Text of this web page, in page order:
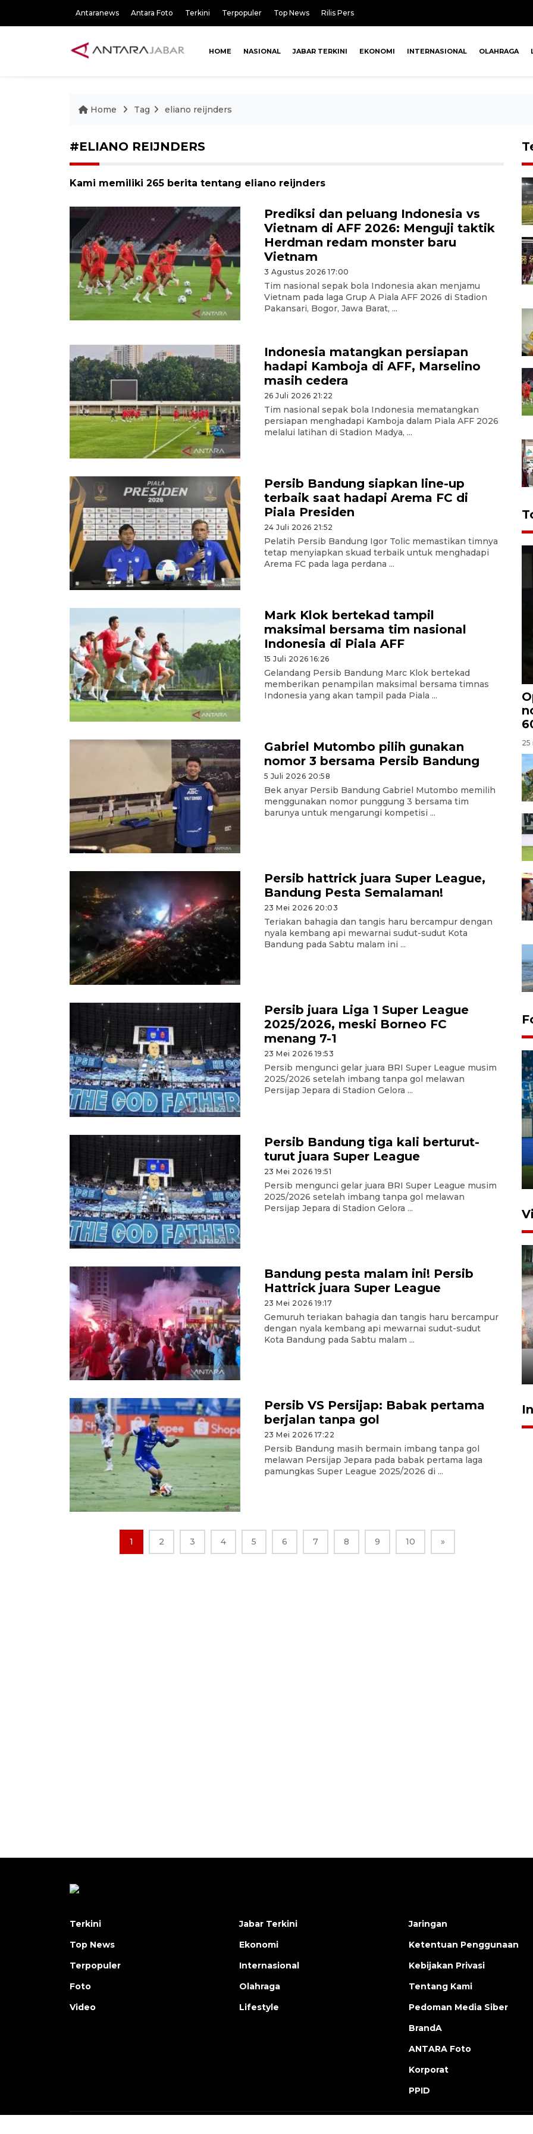
Antaranews Antara Foto Terkini Terpopuler Top News Rilis Pers
HOME NASIONAL JABAR TERKINI EKONOMI INTERNASIONAL OLAHRAGA
Home Tag eliano reijnders
#ELIANO REIJNDERS
Kami memiliki 265 berita tentang eliano reijnders
Prediksi dan peluang Indonesia vs
Vietnam di AFF 2026: Menguji taktik
Herdman redam monster baru
Vietnam
3 Agustus 2026 17:00
Tim nasional sepak bola Indonesia akan menjamu
Vietnam pada laga Grup A Piala AFF 2026 di Stadion
Pakansari, Bogor, Jawa Barat, ...
Indonesia matangkan persiapan
hadapi Kamboja di AFF, Marselino
masih cedera
26 Juli 2026 21:22
Tim nasional sepak bola Indonesia mematangkan
persiapan menghadapi Kamboja dalam Piala AFF 2026
melalui latihan di Stadion Madya, ...
Persib Bandung siapkan line-up
terbaik saat hadapi Arema FC di
Piala Presiden
24 Juli 2026 21:52
Pelatih Persib Bandung Igor Tolic memastikan timnya
tetap menyiapkan skuad terbaik untuk menghadapi
Arema FC pada laga perdana ...
Mark Klok bertekad tampil
maksimal bersama tim nasional
Indonesia di Piala AFF
15 Juli 2026 16:26
Gelandang Persib Bandung Marc Klok bertekad
memberikan penampilan maksimal bersama timnas
Indonesia yang akan tampil pada Piala ...
Gabriel Mutombo pilih gunakan
nomor 3 bersama Persib Bandung
5 Juli 2026 20:58
Bek anyar Persib Bandung Gabriel Mutombo memilih
menggunakan nomor punggung 3 bersama tim
barunya untuk mengarungi kompetisi ...
Persib hattrick juara Super League,
Bandung Pesta Semalaman!
23 Mei 2026 20:03
Teriakan bahagia dan tangis haru bercampur dengan
nyala kembang api mewarnai sudut-sudut Kota
Bandung pada Sabtu malam ini ...
Persib juara Liga 1 Super League
2025/2026, meski Borneo FC
menang 7-1
23 Mei 2026 19:53
Persib mengunci gelar juara BRI Super League musim
2025/2026 setelah imbang tanpa gol melawan
Persijap Jepara di Stadion Gelora ...
Persib Bandung tiga kali berturut-
turut juara Super League
23 Mei 2026 19:51
Persib mengunci gelar juara BRI Super League musim
2025/2026 setelah imbang tanpa gol melawan
Persijap Jepara di Stadion Gelora ...
Bandung pesta malam ini! Persib
Hattrick juara Super League
23 Mei 2026 19:17
Gemuruh teriakan bahagia dan tangis haru bercampur
dengan nyala kembang api mewarnai sudut-sudut
Kota Bandung pada Sabtu malam ...
Persib VS Persijap: Babak pertama
berjalan tanpa gol
23 Mei 2026 17:22
Persib Bandung masih bermain imbang tanpa gol
melawan Persijap Jepara pada babak pertama laga
pamungkas Super League 2025/2026 di ...
1 2 3 4 5 6 7 8 9 10 »
25
dan manajerial SPPI di
Balikpapan
31 Juli 2026 18:01
Pigai: Penangkapan begal
tetap kewenangan aparat
Terkini
Top News
Terpopuler
Foto
Video
Jabar Terkini
Ekonomi
Internasional
Olahraga
Lifestyle
Jaringan
Ketentuan Penggunaan
Kebijakan Privasi
Tentang Kami
Pedoman Media Siber
BrandA
ANTARA Foto
Korporat
PPID